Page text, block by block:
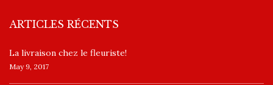
ARTICLES RÉCENTS
La livraison chez le fleuriste!
May 9, 2017